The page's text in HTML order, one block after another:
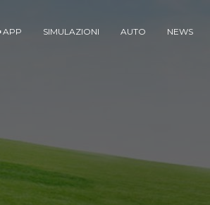
APP SIMULAZIONI AUTO NEWS